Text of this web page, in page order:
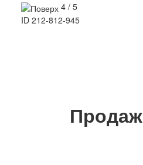
4 / 5
ID 212-812-945